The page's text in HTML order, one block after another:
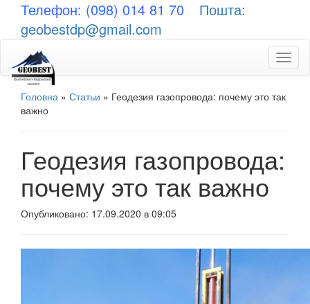
Телефон: (098) 014 81 70
Пошта:
geobestdp@gmail.com
Головна » Статьи » Геодезия газопровода: почему это так
важно
Геодезия газопровода:
почему это так важно
Опубликовано: 17.09.2020 в 09:05